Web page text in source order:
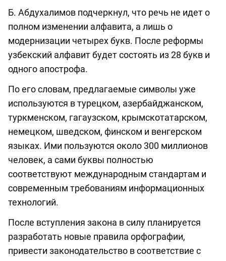
Б. Абдухалимов подчеркнул, что речь не идет о
полном изменении алфавита, а лишь о
модернизации четырех букв. После реформы
узбекский алфавит будет состоять из 28 букв и
одного апострофа.
По его словам, предлагаемые символы уже
используются в турецком, азербайджанском,
туркменском, гагаузском, крымскотатарском,
немецком, шведском, финском и венгерском
языках. Ими пользуются около 300 миллионов
человек, а сами буквы полностью
соответствуют международным стандартам и
современным требованиям информационных
технологий.
После вступления закона в силу планируется
разработать новые правила орфографии,
привести законодательство в соответствие с